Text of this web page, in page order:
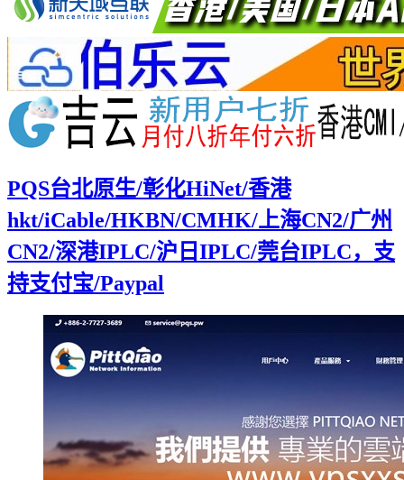
PQS台北原生/彰化HiNet/香港
hkt/iCable/HKBN/CMHK/上海CN2/广州
CN2/深港IPLC/沪日IPLC/莞台IPLC，支
持支付宝/Paypal